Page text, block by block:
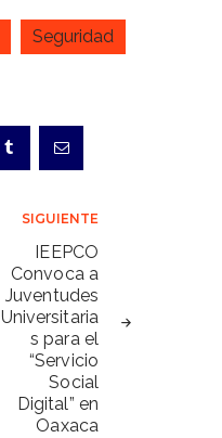
Seguridad
SIGUIENTE
IEEPCO
Convoca a
Juventudes
Universitaria
s para el
“Servicio
Social
Digital” en
Oaxaca